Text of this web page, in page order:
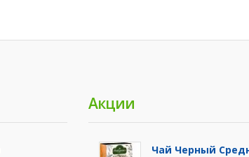
Акции
Чай Черный